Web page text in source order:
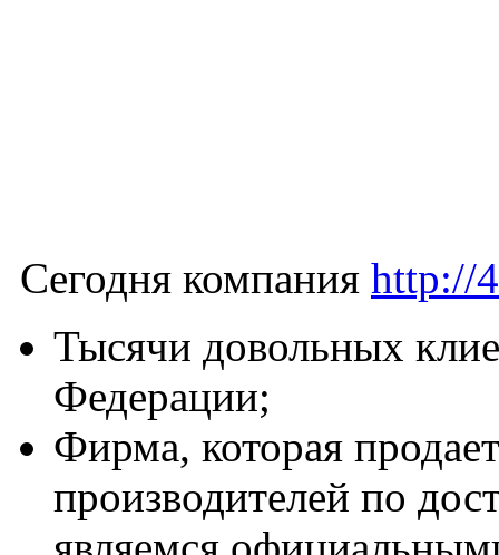
Сегодня компания http://
Тысячи довольных
Федерации;
Фирма, которая
производителей по